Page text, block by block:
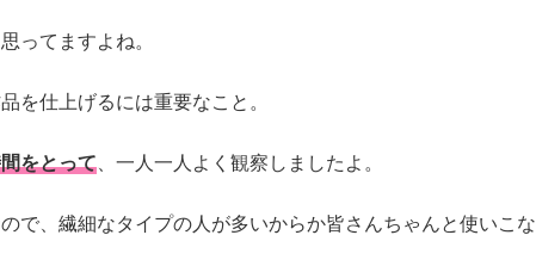
ってますよね。
を仕上げるには重要なこと。
をとって 、一人一人よく観察しましたよ。
で、繊細なタイプの人が多いからか皆さんちゃんと使いこな